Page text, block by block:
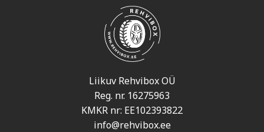
Liikuv Rehvibox OÜ
Reg. nr. 16275963
KMKR nr: EE102393822
info@rehvibox.ee